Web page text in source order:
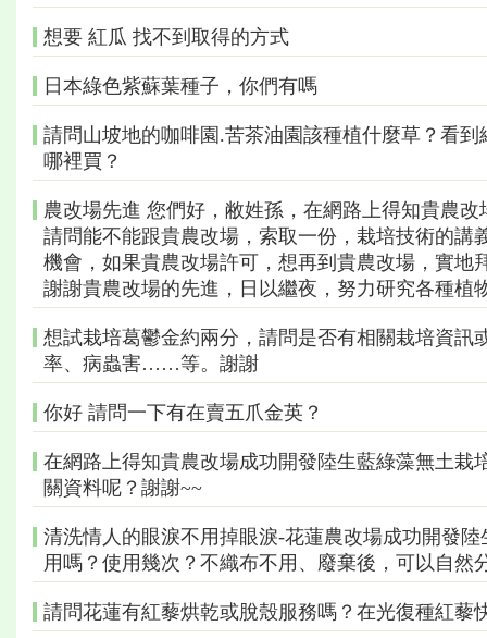
想要 紅瓜 找不到取得的方式
日本綠色紫蘇葉種子，你們有嗎
請問山坡地的咖啡園.苦茶油園該種植什麼草？看
哪裡買？
農改場先進 您們好，敝姓孫，在網路上得知貴農
請問能不能跟貴農改場，索取一份，栽培技術的講
機會，如果貴農改場許可，想再到貴農改場，實地
謝謝貴農改場的先進，日以繼夜，努力研究各種植
想試栽培葛鬱金約兩分，請問是否有相關栽培資訊
率、病蟲害……等。謝謝
你好 請問一下有在賣五爪金英？
在網路上得知貴農改場成功開發陸生藍綠藻無土
關資料呢？謝謝~~
清洗情人的眼淚不用掉眼淚-花蓮農改場成功開發
用嗎？使用幾次？不織布不用、廢棄後，可以自然
請問花蓮有紅藜烘乾或脫殼服務嗎？在光復種紅藜